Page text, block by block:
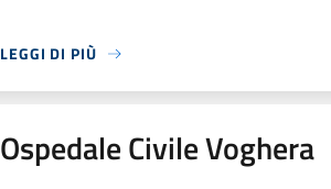
LEGGI DI PIÙ
Ospedale Civile Voghera